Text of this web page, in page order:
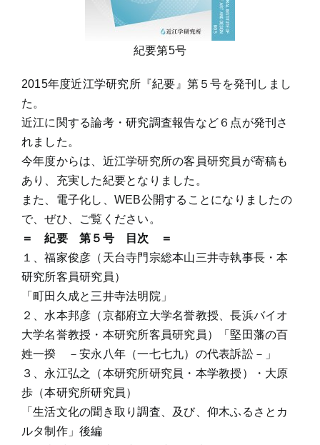
紀要第5号
2015年度近江学研究所『紀要』第５号を発刊しまし
た。
近江に関する論考・研究調査報告など６点が発刊さ
れました。
今年度からは、近江学研究所の客員研究員が寄稿も
あり、充実した紀要となりました。
また、電子化し、WEB公開することになりましたの
で、ぜひ、ご覧ください。
＝ 紀要 第５号 目次 ＝
１、福家俊彦（天台寺門宗総本山三井寺執事長・本
研究所客員研究員）
「町田久成と三井寺法明院」
２、水本邦彦（京都府立大学名誉教授、長浜バイオ
大学名誉教授・本研究所客員研究員）「堅田藩の百
姓一揆 －安永八年（一七七九）の代表訴訟－」
３、永江弘之（本研究所研究員・本学教授）・大原
歩（本研究所研究員）
「生活文化の聞き取り調査、及び、仰木ふるさとカ
ルタ制作」後編